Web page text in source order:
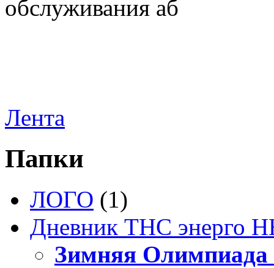
обслуживания аб
Лента
Папки
ЛОГО (1)
Дневник ТНС энерго
Зимняя